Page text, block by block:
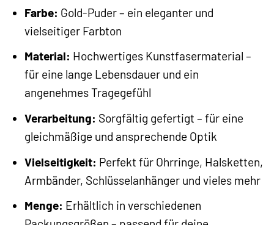
Farbe: Gold-Puder – ein eleganter und
vielseitiger Farbton
Material: Hochwertiges Kunstfasermaterial –
für eine lange Lebensdauer und ein
angenehmes Tragegefühl
Verarbeitung: Sorgfältig gefertigt – für eine
gleichmäßige und ansprechende Optik
Vielseitigkeit: Perfekt für Ohrringe, Halsketten,
Armbänder, Schlüsselanhänger und vieles mehr
Menge: Erhältlich in verschiedenen